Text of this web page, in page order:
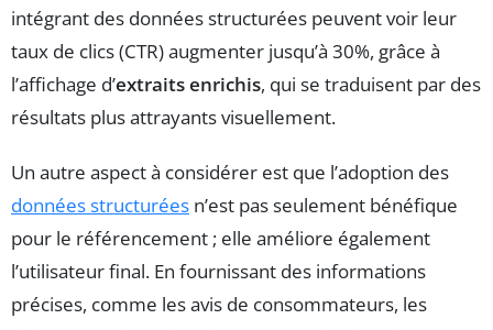
intégrant des données structurées peuvent voir leur
taux de clics (CTR) augmenter jusqu’à 30%, grâce à
l’affichage d’extraits enrichis, qui se traduisent par des
résultats plus attrayants visuellement.
Un autre aspect à considérer est que l’adoption des
données structurées n’est pas seulement bénéfique
pour le référencement ; elle améliore également
l’utilisateur final. En fournissant des informations
précises, comme les avis de consommateurs, les